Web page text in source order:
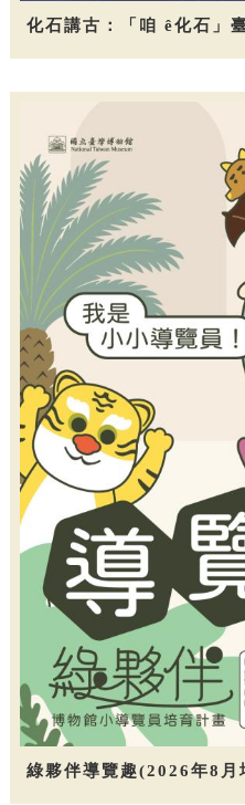
化石講古：「咱 ê化石」
綠夥伴導覽趣(2026年8月